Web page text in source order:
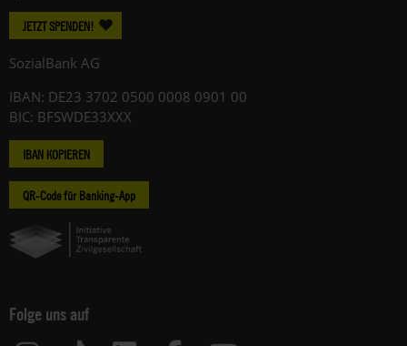
JETZT SPENDEN!
SozialBank AG
IBAN: DE23 3702 0500 0008 0901 00
BIC: BFSWDE33XXX
IBAN KOPIEREN
QR-Code für Banking-App
Folge uns auf